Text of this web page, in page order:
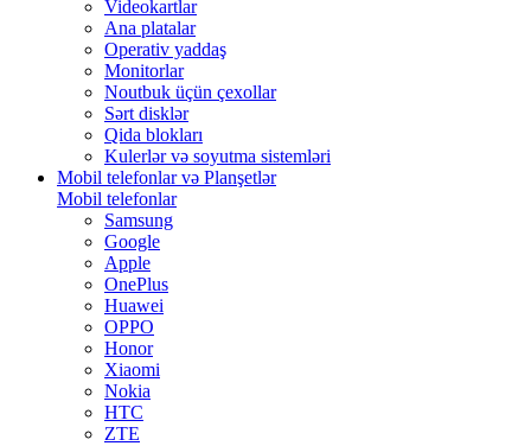
Videokartlar
Ana platalar
Operativ yaddaş
Monitorlar
Noutbuk üçün çexollar
Sərt disklər
Qida blokları
Kulerlər və soyutma sistemləri
Mobil telefonlar və Planşetlər
Mobil telefonlar
Samsung
Google
Apple
OnePlus
Huawei
OPPO
Honor
Xiaomi
Nokia
HTC
ZTE